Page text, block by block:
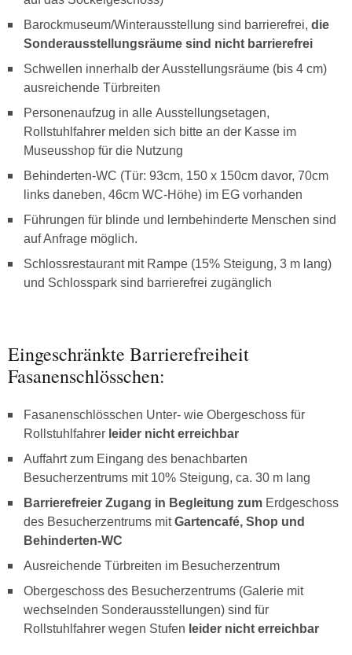
Barockmuseum/Winterausstellung sind barrierefrei, die
Sonderausstellungsräume sind nicht barrierefrei
Schwellen innerhalb der Ausstellungsräume (bis 4 cm)
ausreichende Türbreiten
Personenaufzug in alle Ausstellungsetagen,
Rollstuhlfahrer melden sich bitte an der Kasse im
Museusshop für die Nutzung
Behinderten-WC (Tür: 93cm, 150 x 150cm davor, 70cm
links daneben, 46cm WC-Höhe) im EG vorhanden
Führungen für blinde und lernbehinderte Menschen sind
auf Anfrage möglich.
Schlossrestaurant mit Rampe (15% Steigung, 3 m lang)
und Schlosspark sind barrierefrei zugänglich
Eingeschränkte Barrierefreiheit
Fasanenschlösschen:
Fasanenschlösschen Unter- wie Obergeschoss für
Rollstuhlfahrer leider nicht erreichbar
Auffahrt zum Eingang des benachbarten
Besucherzentrums mit 10% Steigung, ca. 30 m lang
Barrierefreier Zugang in Begleitung zum Erdgeschoss
des Besucherzentrums mitGartencafé, Shop und
Behinderten-WC
Ausreichende Türbreiten im Besucherzentrum
Obergeschoss des Besucherzentrums (Galerie mit
wechselnden Sonderausstellungen) sind für
Rollstuhlfahrer wegen Stufen leider nicht erreichbar